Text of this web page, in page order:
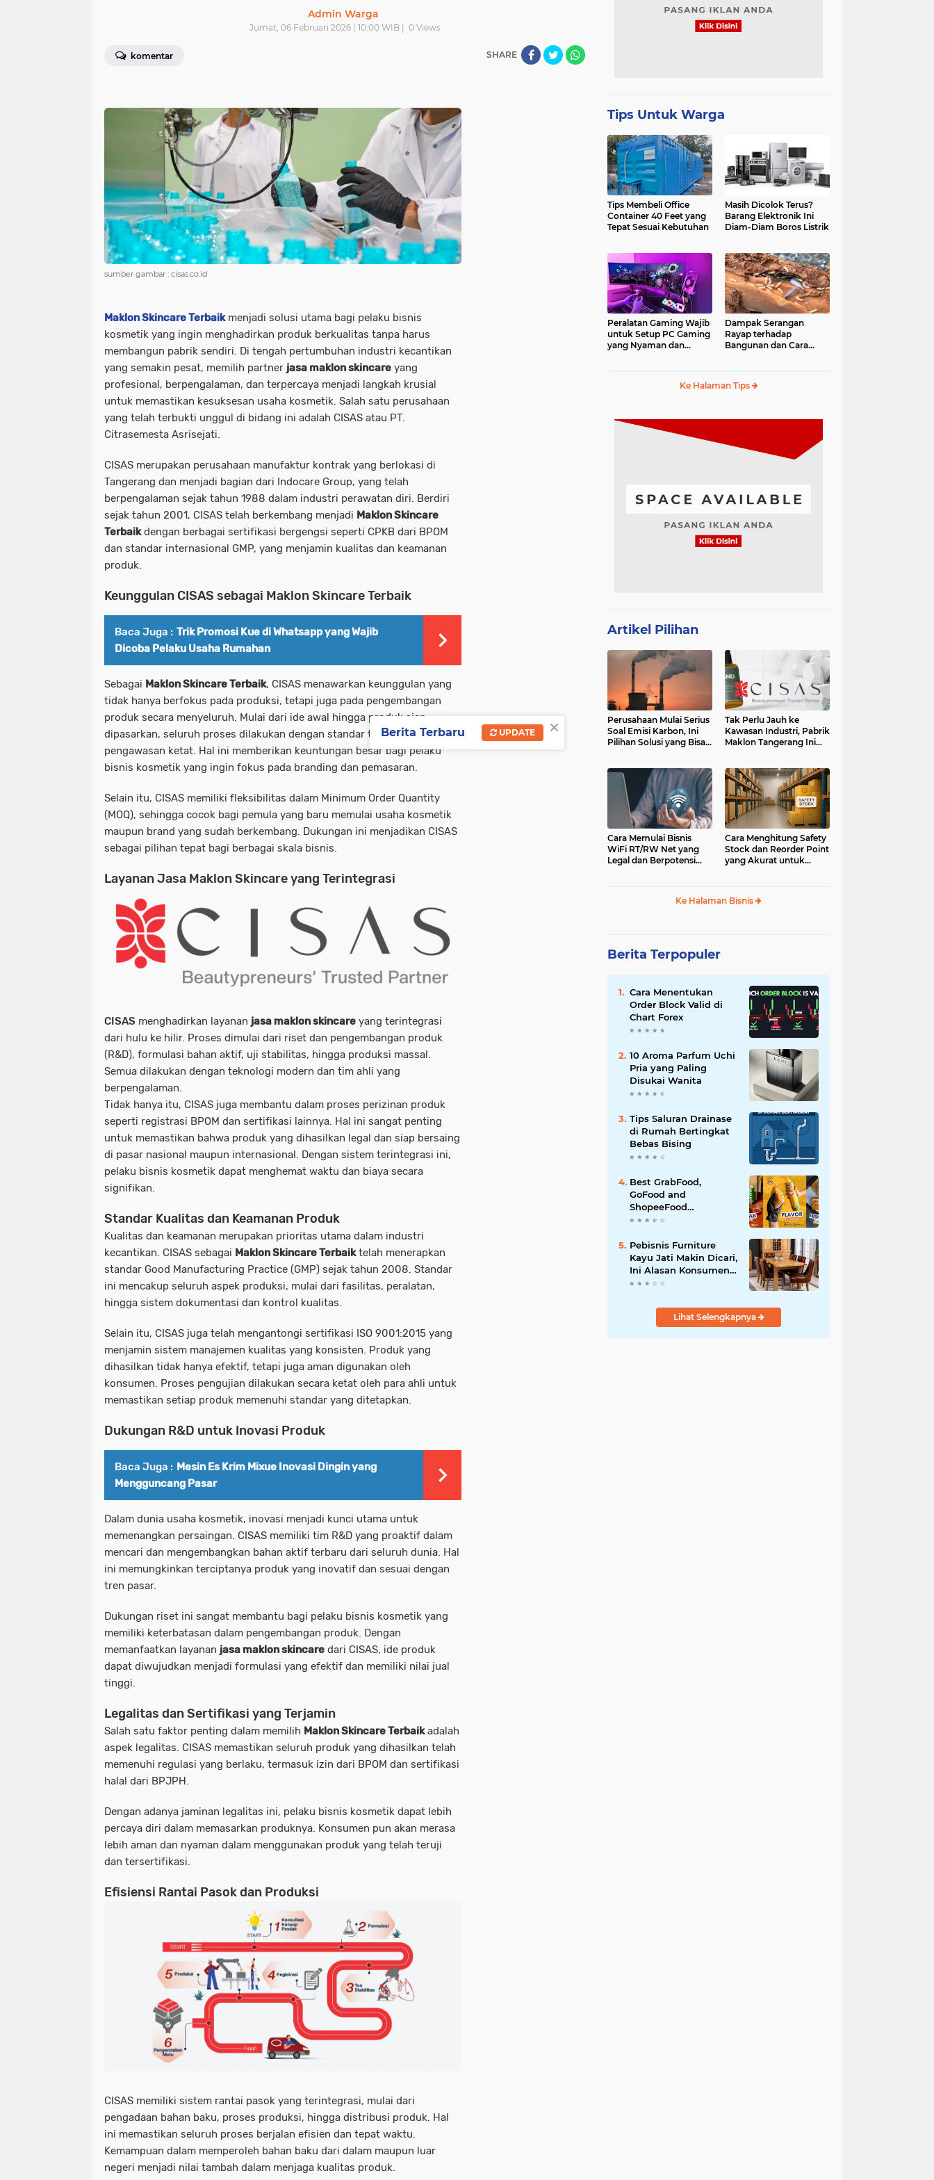
Admin Warga
Jumat, 06 Februari 2026 | 10:00 WIB | 0Views
komentar SHARE
sumber gambar : cisas.co.id
Maklon Skincare Terbaikmenjadi solusi utama bagi pelaku bisnis
kosmetik yang ingin menghadirkan produk berkualitas tanpa harus
membangun pabrik sendiri. Di tengah pertumbuhan industri kecantikan
yang semakin pesat, memilih partner jasa maklon skincare yang
profesional, berpengalaman, dan terpercaya menjadi langkah krusial
untuk memastikan kesuksesan usaha kosmetik. Salah satu perusahaan
yang telah terbukti unggul di bidang ini adalah CISAS atau PT.
Citrasemesta Asrisejati.
CISAS merupakan perusahaan manufaktur kontrak yang berlokasi di
Tangerang dan menjadi bagian dari Indocare Group, yang telah
berpengalaman sejak tahun 1988 dalam industri perawatan diri. Berdiri
sejak tahun 2001, CISAS telah berkembang menjadi Maklon Skincare
Terbaikdengan berbagai sertifikasi bergengsi seperti CPKB dari BPOM
dan standar internasional GMP, yang menjamin kualitas dan keamanan
produk.
Keunggulan CISAS sebagai Maklon Skincare Terbaik
Baca Juga : Trik Promosi Kue di Whatsapp yang Wajib
Dicoba Pelaku Usaha Rumahan
Sebagai Maklon Skincare Terbaik, CISAS menawarkan keunggulan yang
tidak hanya berfokus pada produksi, tetapi juga pada pengembangan
produk secara menyeluruh. Mulai dari ide awal hingga produk siap
dipasarkan, seluruh proses dilakukan dengan standar tinggi dan
pengawasan ketat. Hal ini memberikan keuntungan besar bagi pelaku
bisnis kosmetik yang ingin fokus pada branding dan pemasaran.
Selain itu, CISAS memiliki fleksibilitas dalam Minimum Order Quantity
(MOQ), sehingga cocok bagi pemula yang baru memulai usaha kosmetik
maupun brand yang sudah berkembang. Dukungan ini menjadikan CISAS
sebagai pilihan tepat bagi berbagai skala bisnis.
Layanan Jasa Maklon Skincare yang Terintegrasi
CISAS menghadirkan layanan jasa maklon skincare yang terintegrasi
dari hulu ke hilir. Proses dimulai dari riset dan pengembangan produk
(R&D), formulasi bahan aktif, uji stabilitas, hingga produksi massal.
Semua dilakukan dengan teknologi modern dan tim ahli yang
berpengalaman.
Tidak hanya itu, CISAS juga membantu dalam proses perizinan produk
seperti registrasi BPOM dan sertifikasi lainnya. Hal ini sangat penting
untuk memastikan bahwa produk yang dihasilkan legal dan siap bersaing
di pasar nasional maupun internasional. Dengan sistem terintegrasi ini,
pelaku bisnis kosmetik dapat menghemat waktu dan biaya secara
signifikan.
Standar Kualitas dan Keamanan Produk
Kualitas dan keamanan merupakan prioritas utama dalam industri
kecantikan. CISAS sebagai Maklon Skincare Terbaiktelah menerapkan
standar Good Manufacturing Practice (GMP) sejak tahun 2008. Standar
ini mencakup seluruh aspek produksi, mulai dari fasilitas, peralatan,
hingga sistem dokumentasi dan kontrol kualitas.
Selain itu, CISAS juga telah mengantongi sertifikasi ISO 9001:2015 yang
menjamin sistem manajemen kualitas yang konsisten. Produk yang
dihasilkan tidak hanya efektif, tetapi juga aman digunakan oleh
konsumen. Proses pengujian dilakukan secara ketat oleh para ahli untuk
memastikan setiap produk memenuhi standar yang ditetapkan.
Dukungan R&D untuk Inovasi Produk
Baca Juga : Mesin Es Krim Mixue Inovasi Dingin yang
Mengguncang Pasar
Dalam dunia usaha kosmetik, inovasi menjadi kunci utama untuk
memenangkan persaingan. CISAS memiliki tim R&D yang proaktif dalam
mencari dan mengembangkan bahan aktif terbaru dari seluruh dunia. Hal
ini memungkinkan terciptanya produk yang inovatif dan sesuai dengan
tren pasar.
Dukungan riset ini sangat membantu bagi pelaku bisnis kosmetik yang
memiliki keterbatasan dalam pengembangan produk. Dengan
memanfaatkan layanan jasa maklon skincare dari CISAS, ide produk
dapat diwujudkan menjadi formulasi yang efektif dan memiliki nilai jual
tinggi.
Legalitas dan Sertifikasi yang Terjamin
Salah satu faktor penting dalam memilih Maklon Skincare Terbaikadalah
aspek legalitas. CISAS memastikan seluruh produk yang dihasilkan telah
memenuhi regulasi yang berlaku, termasuk izin dari BPOM dan sertifikasi
halal dari BPJPH.
Dengan adanya jaminan legalitas ini, pelaku bisnis kosmetik dapat lebih
percaya diri dalam memasarkan produknya. Konsumen pun akan merasa
lebih aman dan nyaman dalam menggunakan produk yang telah teruji
dan tersertifikasi.
Efisiensi Rantai Pasok dan Produksi
CISAS memiliki sistem rantai pasok yang terintegrasi, mulai dari
pengadaan bahan baku, proses produksi, hingga distribusi produk. Hal
ini memastikan seluruh proses berjalan efisien dan tepat waktu.
Kemampuan dalam memperoleh bahan baku dari dalam maupun luar
negeri menjadi nilai tambah dalam menjaga kualitas produk.
Tips Untuk Warga
Tips Membeli Office
Container 40 Feet yang
Tepat Sesuai Kebutuhan
Masih Dicolok Terus?
Barang Elektronik Ini
Diam-Diam Boros Listrik
Peralatan Gaming Wajib
untuk Setup PC Gaming
yang Nyaman dan
Dampak Serangan
Rayap terhadap
Bangunan dan Cara
Ke Halaman Tips
Artikel Pilihan
Perusahaan Mulai Serius
Soal Emisi Karbon, Ini
Pilihan Solusi yang Bisa
Tak Perlu Jauh ke
Kawasan Industri, Pabrik
Maklon Tangerang Ini
Cara Memulai Bisnis
WiFi RT/RW Net yang
Legal dan Berpotensi
Cara Menghitung Safety
Stock dan Reorder Point
yang Akurat untuk
Ke Halaman Bisnis
Berita Terpopuler
Cara Menentukan
Order Block Valid di
Chart Forex
10 Aroma Parfum Uchi
Pria yang Paling
Disukai Wanita
Tips Saluran Drainase
di Rumah Bertingkat
Bebas Bising
Best GrabFood,
GoFood and
ShopeeFood
Restaurants in Bali for
Pebisnis Furniture
Kayu Jati Makin Dicari,
Ini Alasan Konsumen
Rela Bayar Mahal
Lihat Selengkapnya
×
Berita Terbaru UPDATE